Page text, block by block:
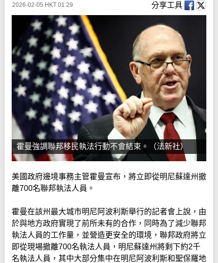
2026-02-05 HKT 01:29 分享工具
霍曼強調聯邦移民執法行動不會結束。（法新社）
美國政府邊境事務主管霍曼宣布，將立即從明尼蘇達州撤
離700名聯邦執法人員。
霍曼在該州最大城市明尼阿波利斯舉行的記者會上說，由
於與地方政府實現了前所未有的合作，同時為了減少聯邦
執法人員的工作量，並營造更安全的環境，聯邦政府將立
即從現場撤離700名執法人員，明尼蘇達州將剩下約2千
名執法人員，其中大部分集中在明尼阿波利斯和聖保羅地